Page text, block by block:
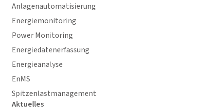
Anlagenautomatisierung
Energiemonitoring
Power Monitoring
Energiedatenerfassung
Energieanalyse
EnMS
Spitzenlastmanagement
Aktuelles